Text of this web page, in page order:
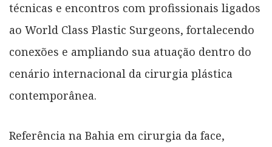
técnicas e encontros com profissionais ligados
ao World Class Plastic Surgeons, fortalecendo
conexões e ampliando sua atuação dentro do
cenário internacional da cirurgia plástica
contemporânea.
Referência na Bahia em cirurgia da face,